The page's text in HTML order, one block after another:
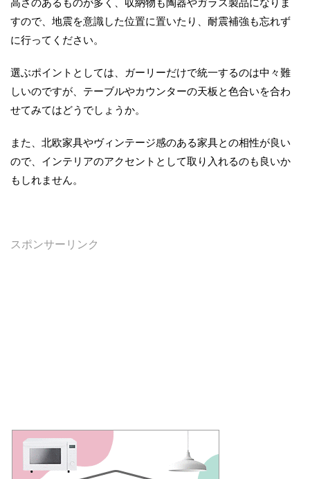
高さのあるものが多く、収納物も陶器やガラス製品になりま
すので、地震を意識した位置に置いたり、耐震補強も忘れず
に行ってください。
選ぶポイントとしては、ガーリーだけで統一するのは中々難
しいのですが、テーブルやカウンターの天板と色合いを合わ
せてみてはどうでしょうか。
また、北欧家具やヴィンテージ感のある家具との相性が良い
ので、インテリアのアクセントとして取り入れるのも良いか
もしれません。
スポンサーリンク